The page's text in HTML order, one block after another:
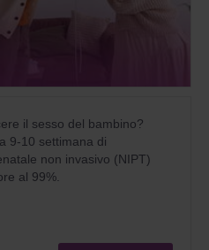
il sesso del bambino?
9-10 settimana di
non invasivo (NIPT)
al 99%.